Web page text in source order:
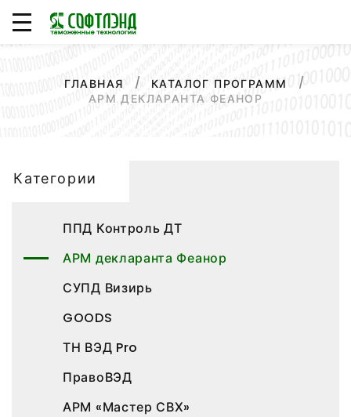
ГЛАВНАЯ
КАТАЛОГ ПРОГРАММ
АРМ ДЕКЛАРАНТА ФЕАНОР
Категории
ППД Контроль ДТ
АРМ декларанта Феанор
СУПД Визирь
GOODS
ТН ВЭД Pro
ПравоВЭД
АРМ «Мастер СВХ»